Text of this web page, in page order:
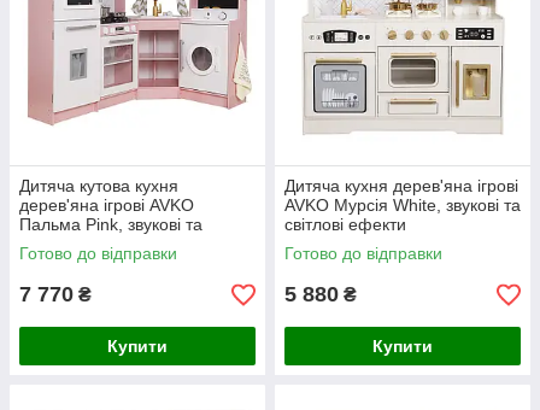
Дитяча кутова кухня
дерев'яна ігрові AVKO
Пальма Pink, звукові та
світлові ефекти
Готово до відправки
7 770 ₴
Купити
Дитяча кухня дерев'яна ігрові
AVKO Мурсія White, звукові та
світлові ефекти
Готово до відправки
5 880 ₴
Купити